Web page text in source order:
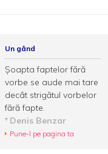
Un gând
Șoapta faptelor fără
vorbe se aude mai tare
decât strigătul vorbelor
fără fapte.
Denis Benzar
Pune-l pe pagina ta